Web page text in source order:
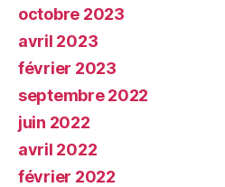
octobre 2023
avril 2023
février 2023
septembre 2022
juin 2022
avril 2022
février 2022